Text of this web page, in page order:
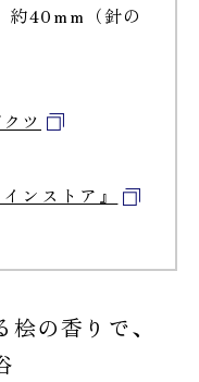
40mm（針の
ツ
ンストア』
の香りで、